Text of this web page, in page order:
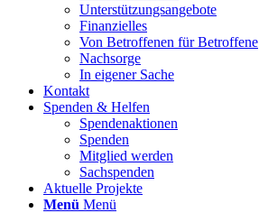
Unterstützungsangebote
Finanzielles
Von Betroffenen für Betroffene
Nachsorge
In eigener Sache
Kontakt
Spenden & Helfen
Spendenaktionen
Spenden
Mitglied werden
Sachspenden
Aktuelle Projekte
Menü Menü